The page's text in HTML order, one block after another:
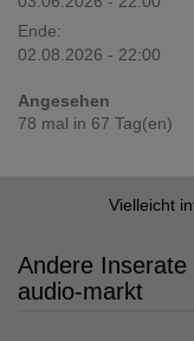
Ende:
02.08.2026 - 22:00
Angesehen
78 mal in 67 Tag(en)
Vielleicht
Andere
audio-markt